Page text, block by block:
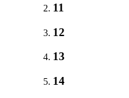
11
12
13
14